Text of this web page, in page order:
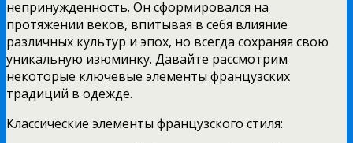
непринужденность. Он сформировался на
протяжении веков, впитывая в себя влияние
различных культур и эпох, но всегда сохраняя свою
уникальную изюминку. Давайте рассмотрим
некоторые ключевые элементы французских
традиций в одежде.
Классические элементы французского стиля: